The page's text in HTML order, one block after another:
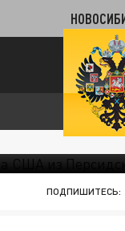
ПОДПИШИТЕСЬ: